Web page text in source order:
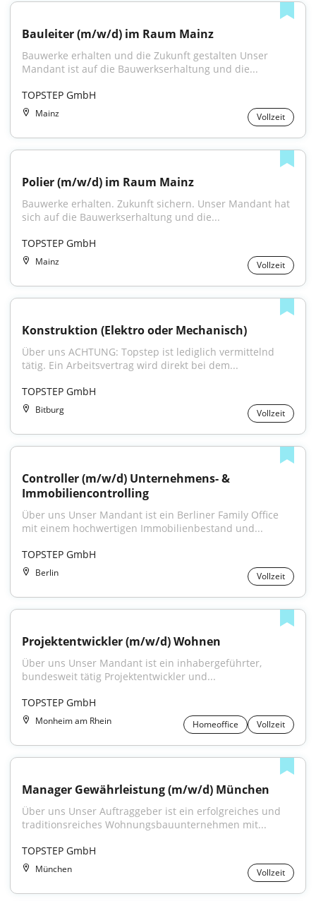
Bauleiter (m/w/d) im Raum Mainz
Bauwerke erhalten und die Zukunft gestalten Unser
Mandant ist auf die Bauwerkserhaltung und die...
TOPSTEP GmbH
Mainz Vollzeit
Polier (m/w/d) im Raum Mainz
Bauwerke erhalten. Zukunft sichern. Unser Mandant hat
sich auf die Bauwerkserhaltung und die...
TOPSTEP GmbH
Mainz Vollzeit
Konstruktion (Elektro oder Mechanisch)
Über uns ACHTUNG: Topstep ist lediglich vermittelnd
tätig. Ein Arbeitsvertrag wird direkt bei dem...
TOPSTEP GmbH
Bitburg Vollzeit
Controller (m/w/d) Unternehmens- &
Immobiliencontrolling
Über uns Unser Mandant ist ein Berliner Family Office
mit einem hochwertigen Immobilienbestand und...
TOPSTEP GmbH
Berlin Vollzeit
Projektentwickler (m/w/d) Wohnen
Über uns Unser Mandant ist ein inhabergeführter,
bundesweit tätig Projektentwickler und...
TOPSTEP GmbH
Monheim am Rhein Homeoffice Vollzeit
Manager Gewährleistung (m/w/d) München
Über uns Unser Auftraggeber ist ein erfolgreiches und
traditionsreiches Wohnungsbauunternehmen mit...
TOPSTEP GmbH
München Vollzeit